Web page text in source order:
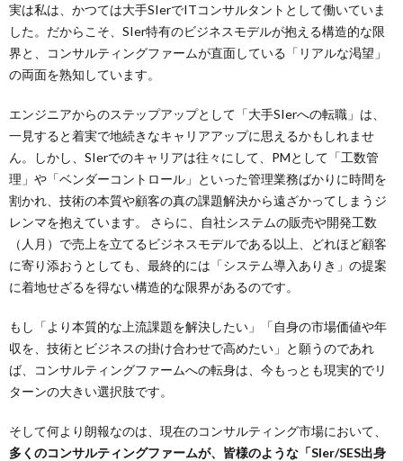
実は私は、かつては大手SIerでITコンサルタントとして働いていま
した。だからこそ、SIer特有のビジネスモデルが抱える構造的な限
界と、コンサルティングファームが直面している「リアルな渇望」
の両面を熟知しています。
エンジニアからのステップアップとして「大手SIerへの転職」は、
一見すると着実で地続きなキャリアアップに思えるかもしれませ
ん。しかし、SIerでのキャリアは往々にして、PMとして「工数管
理」や「ベンダーコントロール」といった管理業務ばかりに時間を
割かれ、技術の本質や顧客の真の課題解決から遠ざかってしまうジ
レンマを抱えています。 さらに、自社システムの販売や開発工数
（人月）で売上を立てるビジネスモデルである以上、どれほど顧客
に寄り添おうとしても、最終的には「システム導入ありき」の提案
に着地せざるを得ない構造的な限界があるのです。
もし「より本質的な上流課題を解決したい」「自身の市場価値や年
収を、技術とビジネスの掛け合わせで高めたい」と願うのであれ
ば、コンサルティングファームへの転身は、今もっとも現実的でリ
ターンの大きい選択肢です。
そして何より朗報なのは、現在のコンサルティング市場において、
多くのコンサルティングファームが、皆様のような「SIer/SES出身